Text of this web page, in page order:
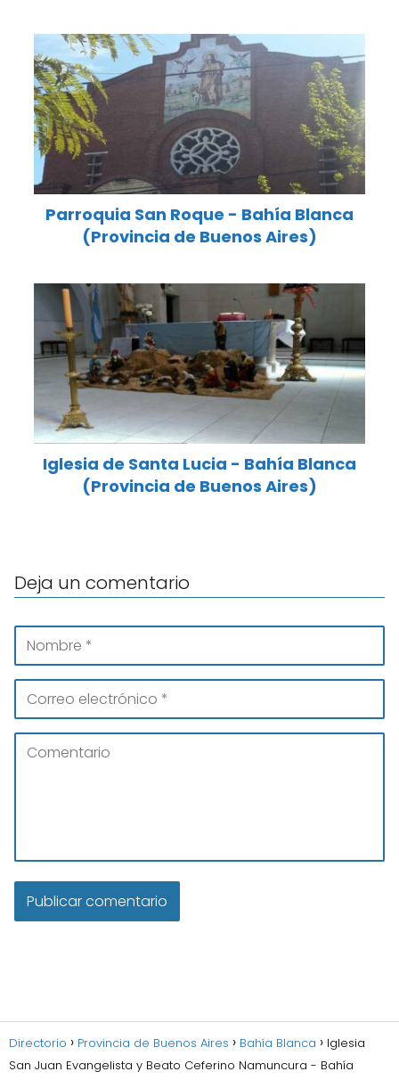
Parroquia San Roque - Bahía Blanca
(Provincia de Buenos Aires)
Iglesia de Santa Lucia - Bahía Blanca
(Provincia de Buenos Aires)
Deja un comentario
Directorio Provincia de Buenos Aires Bahía Blanca
Iglesia
San Juan Evangelista y Beato Ceferino Namuncura - Bahía